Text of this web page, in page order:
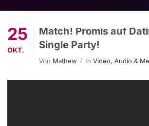
25
OKT.
Match! Promis auf
Single Party!
Von Mathew In Video, Audio &